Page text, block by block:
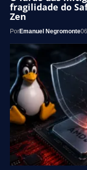
fragilidade do
Zen
PorEmanuel Negromonte